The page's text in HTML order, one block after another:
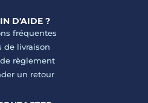
D'AIDE ?
fréquentes
de livraison
règlement
un retour